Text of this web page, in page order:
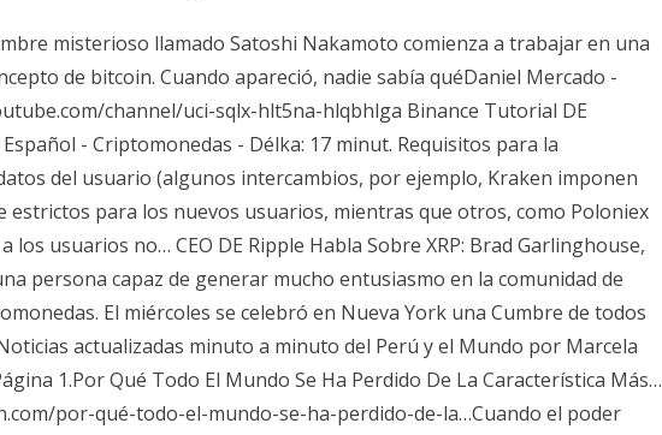
misterioso llamado Satoshi Nakamoto comienza a trabajar en una
de bitcoin. Cuando apareció, nadie sabía quéDaniel Mercado -
channel/uci-sqlx-hlt5na-hlqbhlga Binance Tutorial DE
- Criptomonedas - Délka: 17 minut. Requisitos para la
del usuario (algunos intercambios, por ejemplo, Kraken imponen
estrictos para los nuevos usuarios, mientras que otros, como Poloniex
los usuarios no… CEO DE Ripple Habla Sobre XRP: Brad Garlinghouse,
persona capaz de generar mucho entusiasmo en la comunidad de
El miércoles se celebró en Nueva York una Cumbre de todos
actualizadas minuto a minuto del Perú y el Mundo por Marcela
1.Por Qué Todo El Mundo Se Ha Perdido De La Característica Más…
por-qué-todo-el-mundo-se-ha-perdido-de-la…Cuando el poder